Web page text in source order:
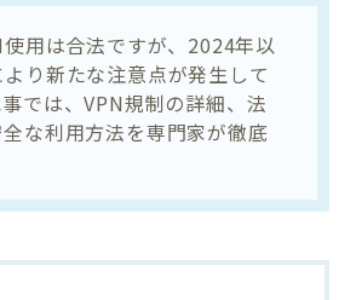
用は合法ですが、2024年以
り新たな注意点が発生して
では、VPN規制の詳細、法
な利用方法を専門家が徹底